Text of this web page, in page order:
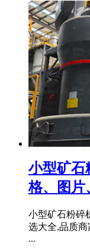
小型矿石
格、图片
小型矿石粉碎
选大全,品质
...